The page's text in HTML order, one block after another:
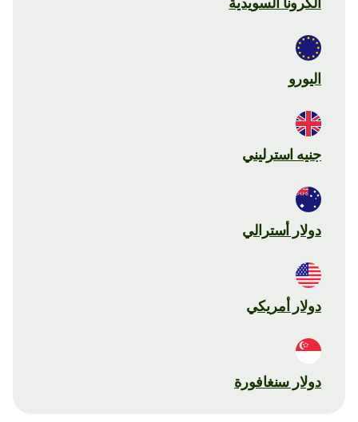
اليورو
جنيه استرليني
دولار أسترالي
دولار أمريكي
دولار سنغافورة